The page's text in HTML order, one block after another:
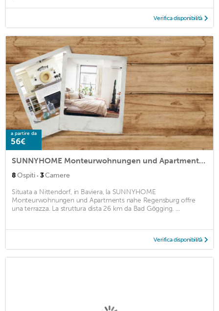
Verifica disponibilità
a partire da
56€
SUNNYHOME Monteurwohnungen und Apartments nahe Regensburg
8Ospiti · 3Camere
Situata a Nittendorf, in Baviera, la SUNNYHOME
Monteurwohnungen und Apartments nahe Regensburg offre
una terrazza. La struttura dista 26 km da Bad Gögging. ...
Verifica disponibilità